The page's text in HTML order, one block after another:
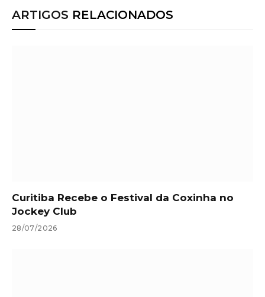
ARTIGOS RELACIONADOS
Curitiba Recebe o Festival da Coxinha no
Jockey Club
28/07/2026